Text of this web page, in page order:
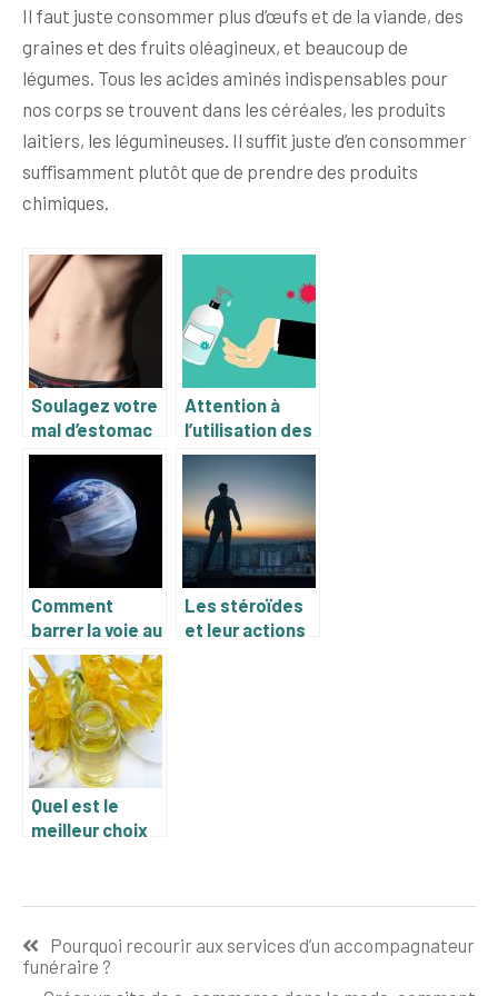
Il faut juste consommer plus d’œufs et de la viande, des
graines et des fruits oléagineux, et beaucoup de
légumes. Tous les acides aminés indispensables pour
nos corps se trouvent dans les céréales, les produits
laitiers, les légumineuses. Il suffit juste d’en consommer
suffisamment plutôt que de prendre des produits
chimiques.
Soulagez votre
mal d’estomac
avec ces
méthodes
saines
Attention à
l’utilisation des
gels hydro-
alcooliques
Comment
barrer la voie au
Coronavirus?
Les stéroïdes
et leur actions
Quel est le
meilleur choix
peau?
de
Pourquoi recourir aux services d’un accompagnateur
funéraire ?